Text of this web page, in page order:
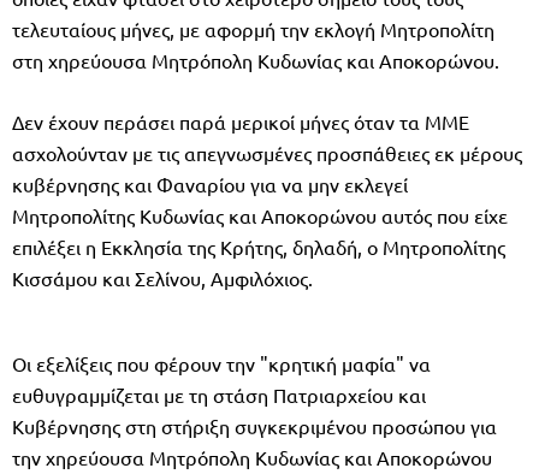
τελευταίους μήνες, με αφορμή την εκλογή Μητροπολίτη
στη χηρεύουσα Μητρόπολη Κυδωνίας και Αποκορώνου.
Δεν έχουν περάσει παρά μερικοί μήνες όταν τα ΜΜΕ
ασχολούνταν με τις απεγνωσμένες προσπάθειες εκ μέρους
κυβέρνησης και Φαναρίου για να μην εκλεγεί
Μητροπολίτης Κυδωνίας και Αποκορώνου αυτός που είχε
επιλέξει η Εκκλησία της Κρήτης, δηλαδή, ο Μητροπολίτης
Κισσάμου και Σελίνου, Αμφιλόχιος.
Οι εξελίξεις που φέρουν την "κρητική μαφία" να
ευθυγραμμίζεται με τη στάση Πατριαρχείου και
Κυβέρνησης στη στήριξη συγκεκριμένου προσώπου για
την χηρεύουσα Μητρόπολη Κυδωνίας και Αποκορώνου